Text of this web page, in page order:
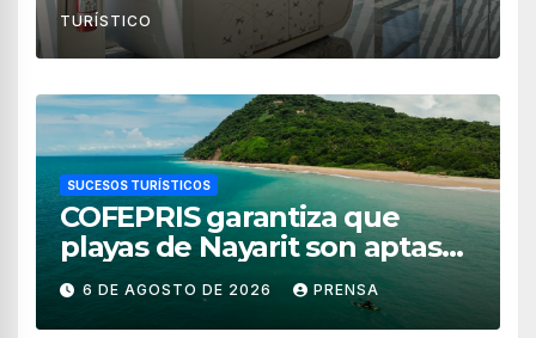
TURÍSTICO
SUCESOS TURÍSTICOS
COFEPRIS garantiza que
playas de Nayarit son aptas
para uso recreativo
6 DE AGOSTO DE 2026 PRENSA